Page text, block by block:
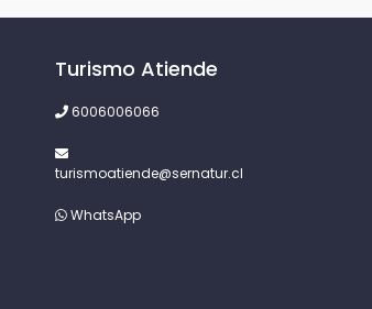
Turismo Atiende
6006006066
turismoatiende@sernatur.cl
WhatsApp